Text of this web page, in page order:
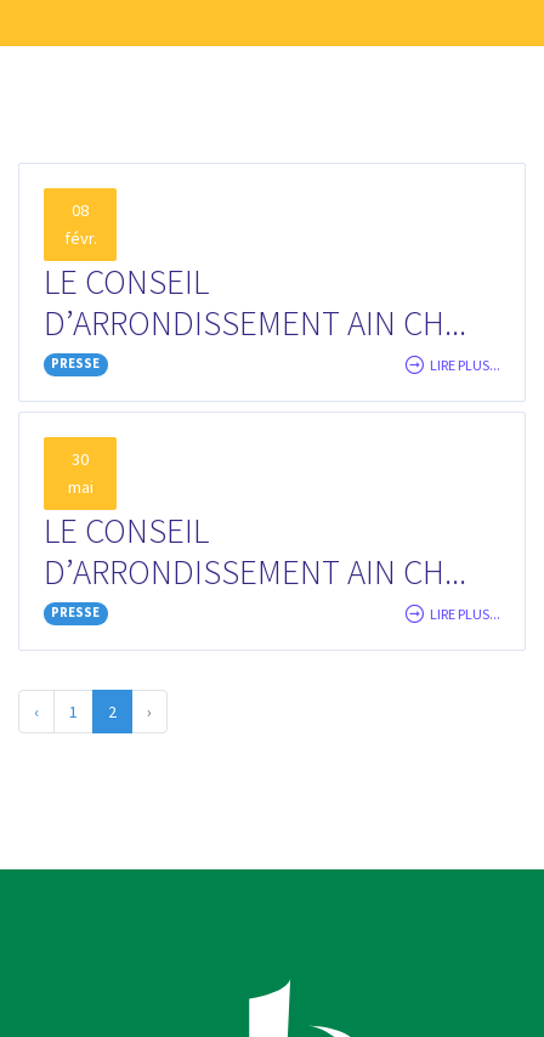
08
févr.
LE CONSEIL
D’ARRONDISSEMENT AIN CH...
PRESSE LIRE PLUS...
30
mai
LE CONSEIL
D’ARRONDISSEMENT AIN CH...
PRESSE LIRE PLUS...
‹ 1 2 ›